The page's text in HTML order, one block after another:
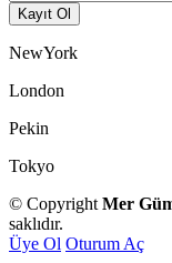
NewYork
London
Pekin
Tokyo
© Copyright Mer
saklıdır.
Üye Ol Oturum Aç